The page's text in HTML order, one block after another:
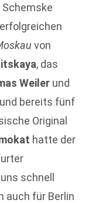
Schemske
von
, das
Weiler und
bereits fünf
Original
hatte der
schnell
auch für Berlin